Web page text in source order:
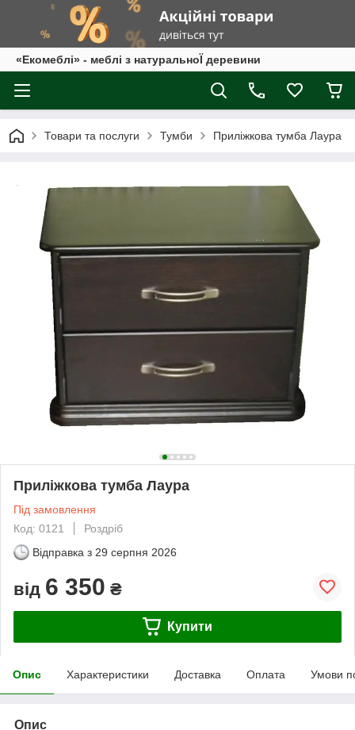
«Екомеблі» - меблі з натуральноЇ деревини
Товари та послуги Тумби Приліжкова тумба Лаура
Приліжкова тумба Лаура
Під замовлення
Код: 0121
Роздріб
Відправка з 29 серпня 2026
від 6 350 ₴
Купити
Опис Характеристики Доставка Оплата Умови
Опис